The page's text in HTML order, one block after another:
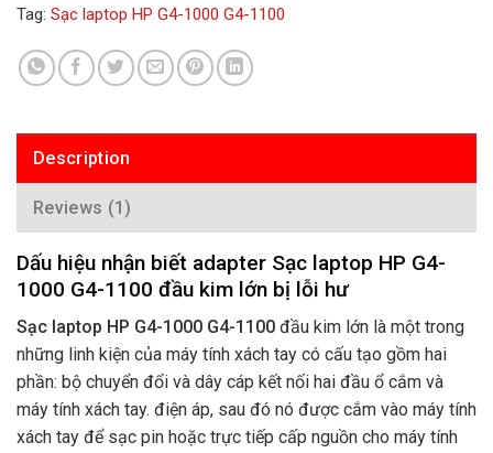
Tag: Sạc laptop HP G4-1000 G4-1100
Description
Reviews (1)
Dấu hiệu nhận biết adapter Sạc laptop HP G4-
1000 G4-1100 đầu kim lớn bị lỗi hư
Sạc laptop HP G4-1000 G4-1100 đầu kim lớn là một trong
những linh kiện của máy tính xách tay có cấu tạo gồm hai
phần: bộ chuyển đổi và dây cáp kết nối hai đầu ổ cắm và
máy tính xách tay. điện áp, sau đó nó được cắm vào máy tính
xách tay để sạc pin hoặc trực tiếp cấp nguồn cho máy tính